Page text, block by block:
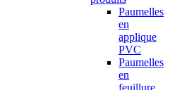
Paumelles
en
applique
PVC
Paumelles
en
feuillure